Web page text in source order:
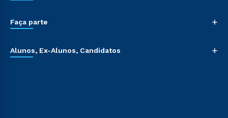
Faça parte +
Alunos, Ex-Alunos, Candidatos +